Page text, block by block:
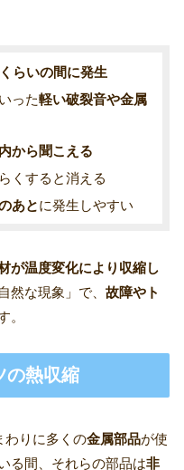
らいの間に発生
った軽い破裂音や金属
から聞こえる
くすると消える
あとに発生しやすい
が温度変化により収縮し
然な現象」で、 故障やト
。
の熱収縮
わりに多くの金属部品が使
る間、それらの部品は非